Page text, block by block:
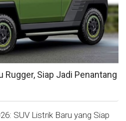
Rugger, Siap Jadi Penantang
SUV Listrik Baru yang Siap